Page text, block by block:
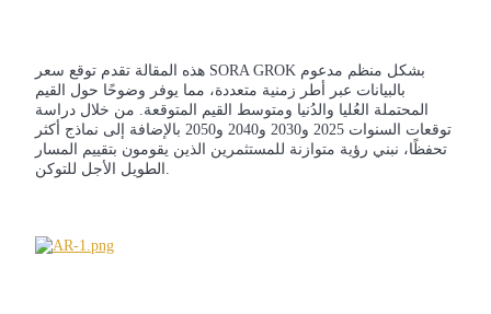
هذه المقالة تقدم توقع سعر SORA GROK بشكل منظم مدعوم
بالبيانات عبر أطر زمنية متعددة، مما يوفر وضوحًا حول القيم
المحتملة العُليا والدُنيا ومتوسط القيم المتوقعة. من خلال دراسة
توقعات السنوات 2025 و2030 و2040 و2050 بالإضافة إلى نماذج أكثر
تحفظًا، نبني رؤية متوازنة للمستثمرين الذين يقومون بتقييم المسار